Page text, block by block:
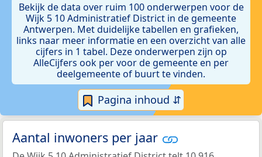
Bekijk de data over ruim 100 onderwerpen voor de
Wijk 5 10 Administratief District in de gemeente
Antwerpen. Met duidelijke tabellen en grafieken,
links naar meer informatie en een overzicht van alle
cijfers in 1 tabel. Deze onderwerpen zijn op
AlleCijfers ook per voor de gemeente en per
deelgemeente of buurt te vinden.
Pagina inhoud ⇵
Aantal inwoners per jaar